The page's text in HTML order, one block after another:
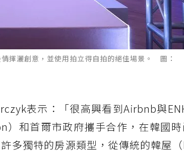
揮灑創意，並使用拍立得自拍的絕佳場景。 圖：
表示：「很高興看到Airbnb與
和首爾市政府攜手合作，在韓國
多獨特的房源類型，從傳統的韓屋